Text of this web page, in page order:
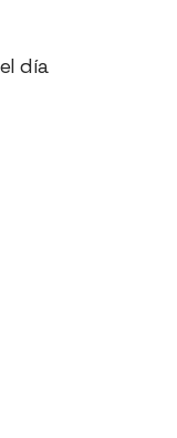
día